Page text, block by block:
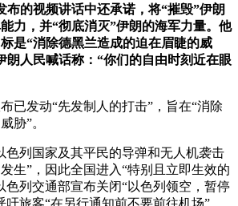
布的视频讲话中还承诺，将“摧毁”伊朗
力，并“彻底消灭”伊朗的海军力量。他
是“消除德黑兰造成的迫在眉睫的威
朗人民喊话称：“你们的自由时刻近在眼
已发动“先发制人的打击”，旨在“消除
胁”。
色列国家及其平民的导弹和无人机袭击
生”，因此全国进入“特别且立即生效的
色列交通部宣布关闭“以色列领空，暂停
吁旅客“在另行通知前不要前往机场”。